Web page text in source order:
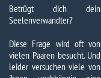
Betrügt dich dein
Seelenverwandter?
Diese Frage wird oft von
vielen Paaren besucht. Und
leider versuchen viele von